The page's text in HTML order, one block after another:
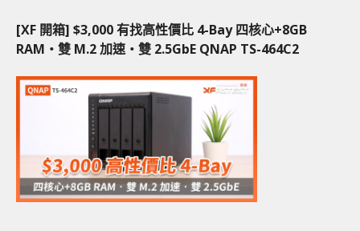
[XF 開箱] $3,000 有找高性價比 4-Bay 四核心+8GB
RAM‧雙 M.2 加速‧雙 2.5GbE QNAP TS-464C2